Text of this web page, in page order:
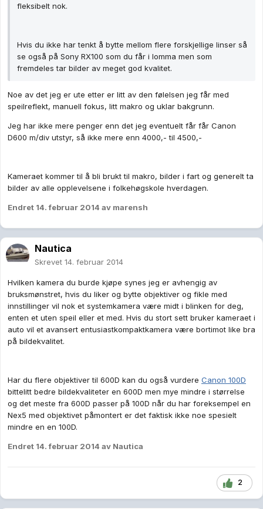
fleksibelt nok.
Hvis du ikke har tenkt å bytte mellom flere forskjellige linser så
se også på Sony RX100 som du får i lomma men som
fremdeles tar bilder av meget god kvalitet.
Noe av det jeg er ute etter er litt av den følelsen jeg får med
speilreflekt, manuell fokus, litt makro og uklar bakgrunn.
Jeg har ikke mere penger enn det jeg eventuelt får får Canon
D600 m/div utstyr, så ikke mere enn 4000,- til 4500,-
Kameraet kommer til å bli brukt til makro, bilder i fart og generelt ta
bilder av alle opplevelsene i folkehøgskole hverdagen.
Endret 14. februar 2014 av marensh
Nautica
Skrevet 14. februar 2014
Hvilken kamera du burde kjøpe synes jeg er avhengig av
bruksmønstret, hvis du liker og bytte objektiver og fikle med
innstillinger vil nok et systemkamera være midt i blinken for deg,
enten et uten speil eller et med. Hvis du stort sett bruker kameraet i
auto vil et avansert entusiastkompaktkamera være bortimot like bra
på bildekvalitet.
Har du flere objektiver til 600D kan du også vurdere Canon 100D
bittelitt bedre bildekvaliteter en 600D men mye mindre i størrelse
og det meste fra 600D passer på 100D når du har foreksempel en
Nex5 med objektivet påmontert er det faktisk ikke noe spesielt
mindre en en 100D.
Endret 14. februar 2014 av Nautica
2